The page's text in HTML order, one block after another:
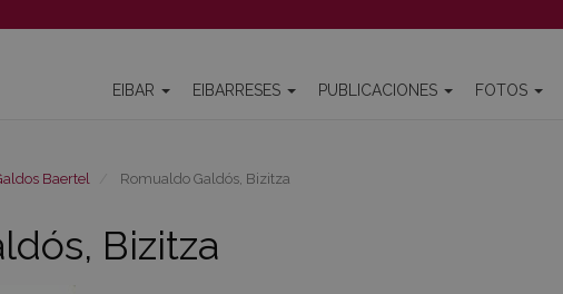
EIBAR EIBARRESES PUBLICACIONES FOTOS
Baertel Romualdo Galdós, Bizitza
Bizitza